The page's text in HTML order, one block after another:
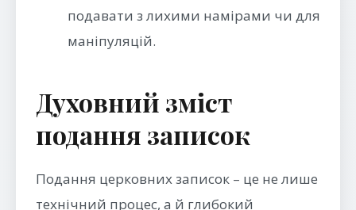
подавати з лихими намірами чи для
маніпуляцій.
Духовний зміст
подання записок
Подання церковних записок – це не лише
технічний процес, а й глибокий